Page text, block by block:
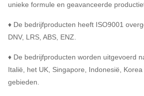
unieke formule en geavanceerde
♦ De bedrijfproducten heeft ISO9001
DNV, LRS, ABS, ENZ.
♦ De bedrijfproducten worden uitgevoerd
Italië, het UK, Singapore, Indonesië,
gebieden.